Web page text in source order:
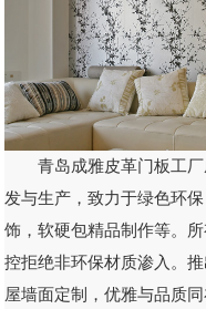
青岛成雅皮革门板工
发与生产，致力于绿色环
饰，软硬包精品制作等。
控拒绝非环保材质渗入。
屋墙面定制，优雅与品质